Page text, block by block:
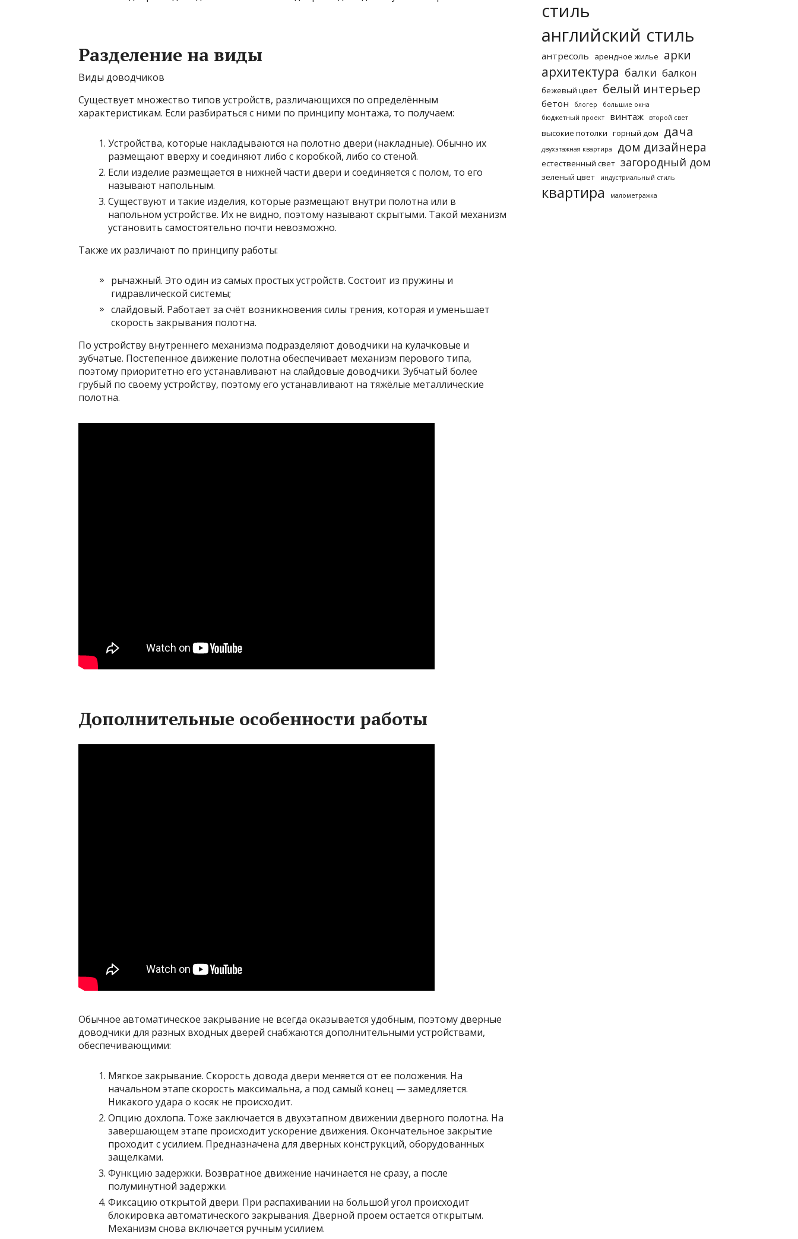
Разделение на виды
Виды доводчиков
Существует множество типов устройств, различающихся по определённым
характеристикам. Если разбираться с ними по принципу монтажа, то получаем:
Устройства, которые накладываются на полотно двери (накладные). Обычно их
размещают вверху и соединяют либо с коробкой, либо со стеной.
Если изделие размещается в нижней части двери и соединяется с полом, то его
называют напольным.
Существуют и такие изделия, которые размещают внутри полотна или в
напольном устройстве. Их не видно, поэтому называют скрытыми. Такой механизм
установить самостоятельно почти невозможно.
Также их различают по принципу работы:
рычажный. Это один из самых простых устройств. Состоит из пружины и
гидравлической системы;
слайдовый. Работает за счёт возникновения силы трения, которая и уменьшает
скорость закрывания полотна.
По устройству внутреннего механизма подразделяют доводчики на кулачковые и
зубчатые. Постепенное движение полотна обеспечивает механизм перового типа,
поэтому приоритетно его устанавливают на слайдовые доводчики. Зубчатый более
грубый по своему устройству, поэтому его устанавливают на тяжёлые металлические
полотна.
Дополнительные особенности работы
Обычное автоматическое закрывание не всегда оказывается удобным, поэтому дверные
доводчики для разных входных дверей снабжаются дополнительными устройствами,
обеспечивающими:
Мягкое закрывание. Скорость довода двери меняется от ее положения. На
начальном этапе скорость максимальна, а под самый конец — замедляется.
Никакого удара о косяк не происходит.
Опцию дохлопа. Тоже заключается в двухэтапном движении дверного полотна. На
завершающем этапе происходит ускорение движения. Окончательное закрытие
проходит с усилием. Предназначена для дверных конструкций, оборудованных
защелками.
Функцию задержки. Возвратное движение начинается не сразу, а после
полуминутной задержки.
Фиксацию открытой двери. При распахивании на большой угол происходит
блокировка автоматического закрывания. Дверной проем остается открытым.
Механизм снова включается ручным усилием.
стиль
английский стиль
антресоль арендное жилье арки
архитектура балки балкон
бежевый цвет белый интерьер
бетон блогер
большие окна
бюджетный проект
винтаж второй свет
высокие потолки горный дом дача
двухэтажная квартира дом дизайнера
естественный свет загородный дом
зеленый цвет индустриальный стиль
квартира малометражка